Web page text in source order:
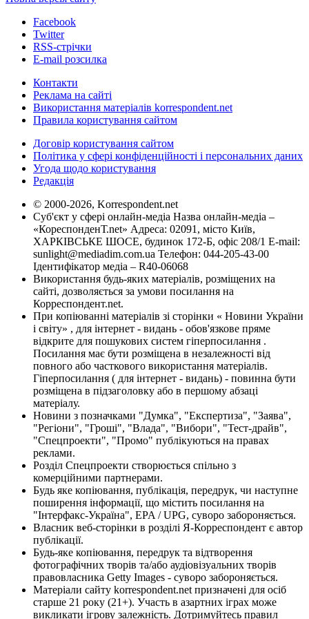
Facebook
Twitter
RSS-стрічки
E-mail розсилка
Контакти
Реклама на сайті
Використання матеріалів korrespondent.net
Правила користування сайтом
Договір користування сайтом
Політика у сфері конфіденційності і персональних даних
Угода щодо користування
Редакція
© 2000-2026, Korrespondent.net
Суб'єкт у сфері онлайн-медіа Назва онлайн-медіа –
«КореспонденТ.net» Адреса: 02091, місто Київ,
ХАРКІВСЬКЕ ШОСЕ, будинок 172-Б, офіс 208/1 E-mail:
sunlight@mediadim.com.ua Телефон: 044-205-43-00
Ідентифікатор медіа – R40-06068
Використання будь-яких матеріалів, розміщених на
сайті, дозволяється за умови посилання на
Корреспондент.net.
При копіюванні матеріалів зі сторінки « Новини України
і світу» , для інтернет - видань - обов'язкове пряме
відкрите для пошукових систем гіперпосилання .
Посилання має бути розміщена в незалежності від
повного або часткового використання матеріалів.
Гіперпосилання ( для інтернет - видань) - повинна бути
розміщена в підзаголовку або в першому абзаці
матеріалу.
Новини з позначками "Думка", "Експертиза", "Заява",
"Регіони", "Гроші", "Влада", "Вибори", "Тест-драйв",
"Спецпроекти", "Промо" публікуються на правах
реклами.
Розділ Спецпроекти створюється спільно з
комерційними партнерами.
Будь яке копіювання, публікація, передрук, чи наступне
поширення інформації, що містить посилання на
"Інтерфакс-Україна", EPA / UPG, суворо забороняється.
Власник веб-сторінки в розділі Я-Корреспондент є автор
публікації.
Будь-яке копіювання, передрук та відтворення
фотографічних творів та/або аудіовізуальних творів
правовласника Getty Images - суворо забороняється.
Матеріали сайту korrespondent.net призначені для осіб
старше 21 року (21+). Участь в азартних іграх може
викликати ігрову залежність. Дотримуйтесь правил